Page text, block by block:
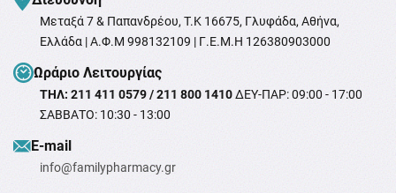
Μεταξά 7 & Παπανδρέου, T.K 16675, Γλυφάδα, Αθήνα,
Ελλάδα | Α.Φ.Μ 998132109 | Γ.Ε.Μ.Η 126380903000
Ωράριο Λειτουργίας
ΤΗΛ: 211 411 0579 / 211 800 1410ΔΕΥ-ΠΑΡ: 09:00 - 17:00
ΣΑΒΒΑΤΟ: 10:30 - 13:00
Ε-mail
info@familypharmacy.gr